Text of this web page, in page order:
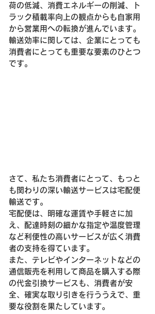
荷の低減、消費エネルギーの削減、ト
ラック積載率向上の観点からも自家用
から営業用への転換が進んでいます。
輸送効率に関しては、企業にとっても
消費者にとっても重要な要素のひとつ
です。
さて、私たち消費者にとって、もっと
も関わりの深い輸送サービスは宅配便
輸送です。
宅配便は、明確な運賃や手軽さに加
え、配達時刻の細かな指定や温度管理
など利便性の高いサービスが広く消費
者の支持を得ています。
また、テレビやインターネットなどの
通信販売を利用して商品を購入する際
の代金引換サービスも、消費者が安
全、確実な取り引きを行ううえで、重
要な役割を果たしています。